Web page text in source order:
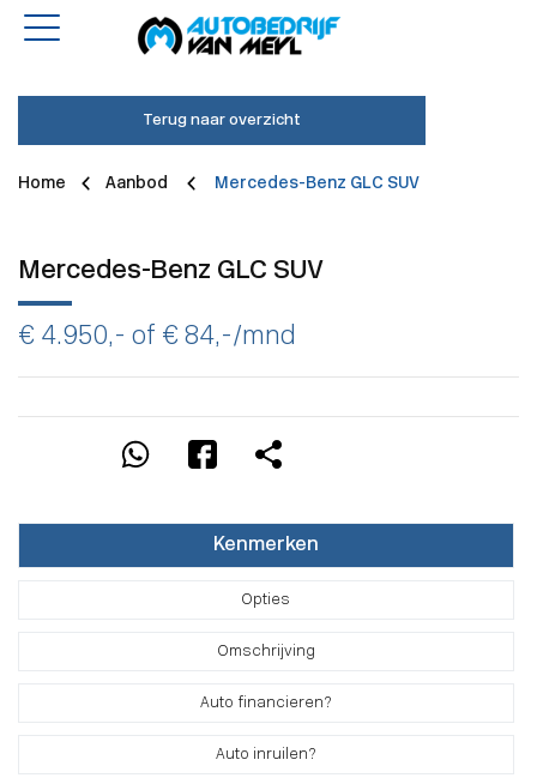
Terug naar overzicht
Home Aanbod Mercedes-Benz GLC SUV
Mercedes-Benz GLC SUV
€ 4.950,- of € 84,-/mnd
Kenmerken
Opties
Omschrijving
Auto financieren?
Auto inruilen?